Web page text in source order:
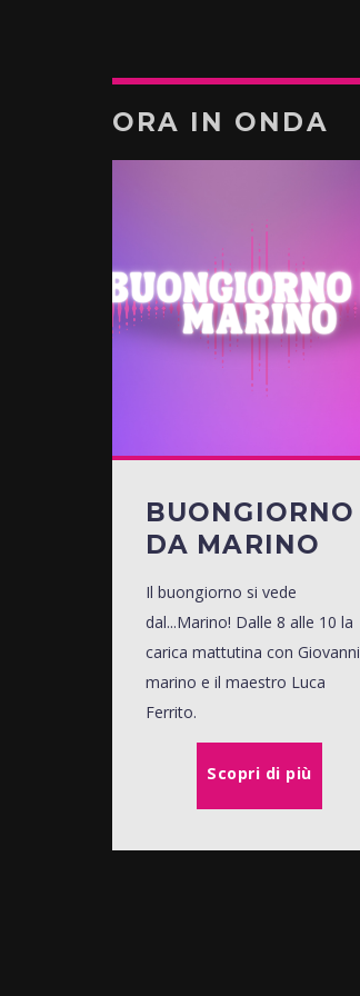
ORA IN ONDA
BUONGIORNO
DA MARINO
Il buongiorno si vede
dal...Marino! Dalle 8 alle 10 la
carica mattutina con Giovanni
marino e il maestro Luca
Ferrito.
Scopri di più